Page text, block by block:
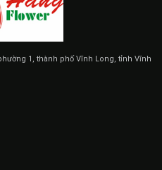
1, thành phố Vĩnh Long, tỉnh Vĩnh